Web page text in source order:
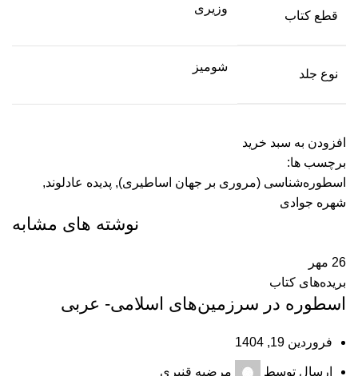
قطع کتاب
وزیری
نوع جلد
شومیز
افزودن به سبد خرید
برچسب ها:
اسطوره‌شناسی (مروری بر جهان اساطیری), پدیده عادلوند,
شهره جوادی
نوشته های مشابه
26 مهر
بریده‌های کتاب
اسطوره در سرزمين‌های اسلامی- عربی
فروردین 19, 1404
ارسال توسط مرضیه قنبری